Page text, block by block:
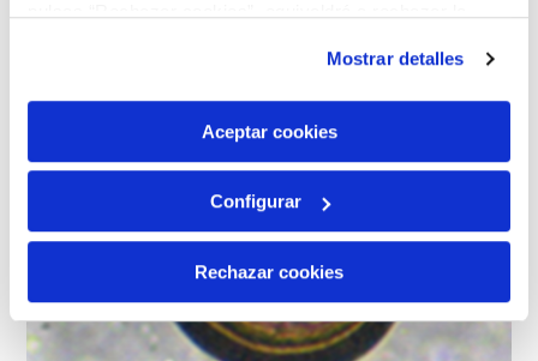
son indispensables para que el sitio web funcione y que
por tanto no se pueden desactivar. Puedes consultar
más información en nuestraPolítica de Cookies
Mostrar detalles
Aceptar cookies
Configurar
Rechazar cookies